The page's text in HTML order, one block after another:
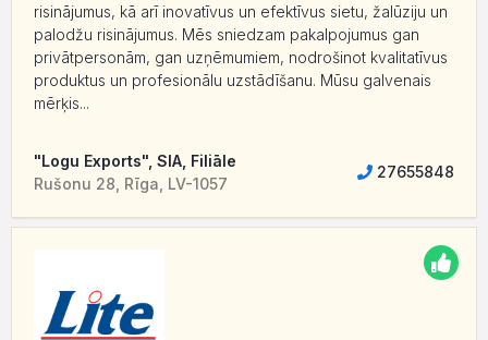
risinājumus, kā arī inovatīvus un efektīvus sietu, žalūziju un
palodžu risinājumus. Mēs sniedzam pakalpojumus gan
privātpersonām, gan uzņēmumiem, nodrošinot kvalitatīvus
produktus un profesionālu uzstādīšanu. Mūsu galvenais
mērķis...
"Logu Exports", SIA, Filiāle
Rušonu 28, Rīga, LV-1057
27655848